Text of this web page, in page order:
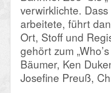
verwirklichte.
arbeitete, führt
Ort, Stoff und
gehört zum
Bäumer, Ken
Josefine Preuß,